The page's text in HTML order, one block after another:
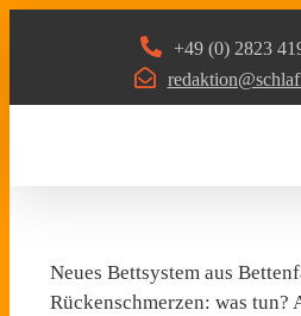
+49 (0) 2823
Neues Bettsystem aus
Rückenschmerzen: was tun?